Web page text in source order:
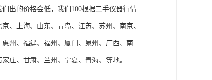
出的价格会低，我们100根据二手仪器行情
、上海、山东、青岛、江苏、苏州、南京、
州、福建、福州、厦门、泉州、广西、南
庄、甘肃、兰州、宁夏、青海、等地。